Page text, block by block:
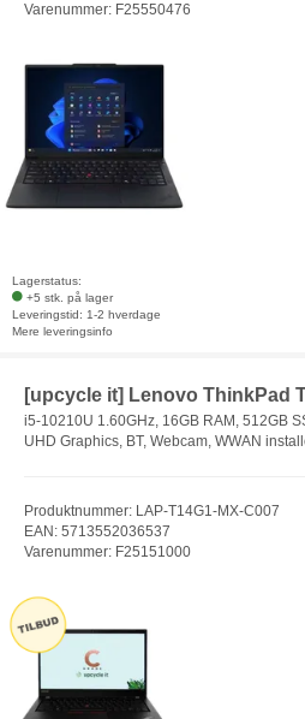
Varenummer: F25550476
Lagerstatus:
+5 stk. på lager
Leveringstid: 1-2 hverdage
Mere leveringsinfo
[upcycle it] Lenovo ThinkPad
i5-10210U 1.60GHz, 16GB RAM, 512GB
UHD Graphics, BT, Webcam, WWAN
Produktnummer: LAP-T14G1-MX-C007
EAN: 5713552036537
Varenummer: F25151000